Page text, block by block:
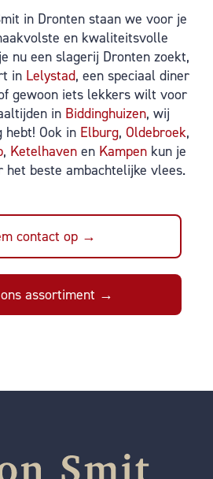
in Dronten staan we voor je
en kwaliteitsvolle
nu een slagerij Dronten zoekt,
in Lelystad, een speciaal diner
gewoon iets lekkers wilt voor
in Biddinghuizen, wij
hebt! Ook in Elburg, Oldebroek,
, Ketelhavenen Kampenkun je
het beste ambachtelijke vlees.
contact op →
assortiment →